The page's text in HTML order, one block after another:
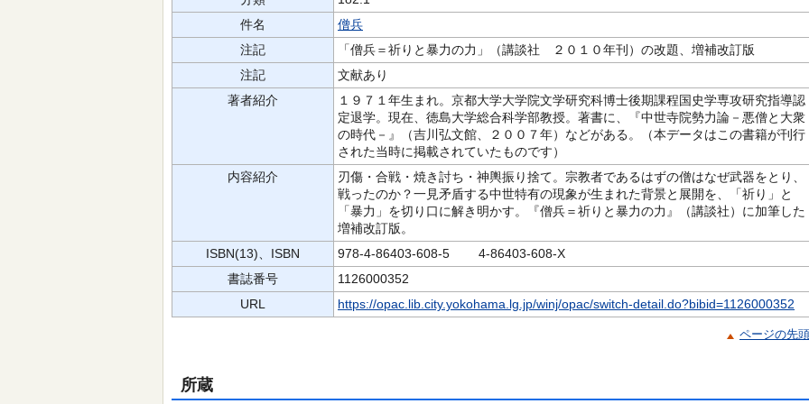
件名
僧兵
注記
「僧兵＝祈りと暴力の力」（講談社 ２０１０年刊）の改題、増補改訂版
注記
文献あり
著者紹介
１９７１年生まれ。京都大学大学院文学研究科博士後期課程国史学専攻研究指導認
定退学。現在、徳島大学総合科学部教授。著書に、『中世寺院勢力論－悪僧と大衆
の時代－』（吉川弘文館、２００７年）などがある。（本データはこの書籍が刊行
された当時に掲載されていたものです）
内容紹介
刃傷・合戦・焼き討ち・神輿振り捨て。宗教者であるはずの僧はなぜ武器をとり、
戦ったのか？一見矛盾する中世特有の現象が生まれた背景と展開を、「祈り」と
「暴力」を切り口に解き明かす。『僧兵＝祈りと暴力の力』（講談社）に加筆した
増補改訂版。
ISBN(13)、ISBN
978-4-86403-608-5 4-86403-608-X
書誌番号
1126000352
URL
https://opac.lib.city.yokohama.lg.jp/winj/opac/switch-detail.do?bibid=1126000352
ページの先
所蔵